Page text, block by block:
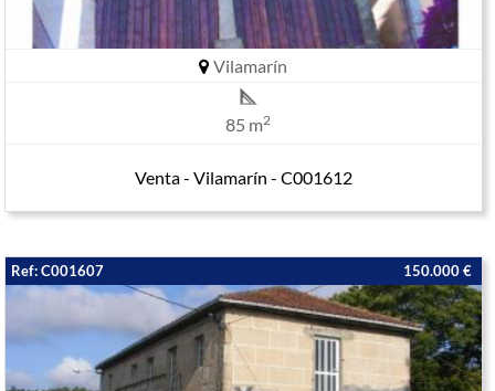
Vilamarín
85 m2
Venta - Vilamarín - C001612
Ref: C001607 150.000 €